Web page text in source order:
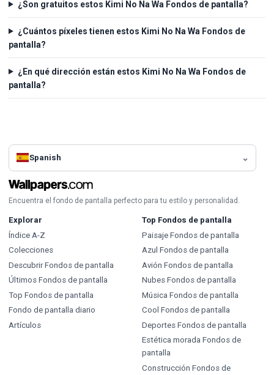
¿Son gratuitos estos Kimi No Na Wa Fondos de pantalla?
¿Cuántos píxeles tienen estos Kimi No Na Wa Fondos de
pantalla?
¿En qué dirección están estos Kimi No Na Wa Fondos de
pantalla?
Spanish
Encuentra el fondo de pantalla perfecto para tu estilo y personalidad.
Explorar
Índice A-Z
Colecciones
Descubrir Fondos de pantalla
Últimos Fondos de pantalla
Top Fondos de pantalla
Fondo de pantalla diario
Artículos
Top Fondos de pantalla
Paisaje Fondos de pantalla
Azul Fondos de pantalla
Avión Fondos de pantalla
Nubes Fondos de pantalla
Música Fondos de pantalla
Cool Fondos de pantalla
Deportes Fondos de pantalla
Estética morada Fondos de
pantalla
Construcción Fondos de